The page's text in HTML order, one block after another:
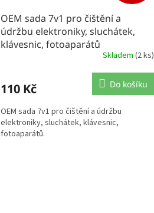
OEM sada 7v1 pro čištění a
údržbu elektroniky, sluchátek,
klávesnic, fotoaparátů
Skladem (2 ks)
110 Kč Do košíku
OEM sada 7v1 pro čištění a údržbu
elektroniky, sluchátek, klávesnic,
fotoaparátů.